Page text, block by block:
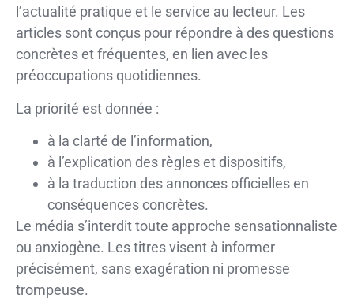
l’actualité pratique et le service au lecteur. Les
articles sont conçus pour répondre à des questions
concrètes et fréquentes, en lien avec les
préoccupations quotidiennes.
La priorité est donnée :
à la clarté de l’information,
à l’explication des règles et dispositifs,
à la traduction des annonces officielles en
conséquences concrètes.
Le média s’interdit toute approche sensationnaliste
ou anxiogène. Les titres visent à informer
précisément, sans exagération ni promesse
trompeuse.